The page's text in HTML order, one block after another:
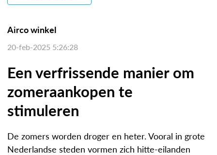
Airco winkel
20-feb-2025 5:26:28
Een verfrissende manier om
zomeraankopen te
stimuleren
De zomers worden droger en heter. Vooral in grote
Nederlandse steden vormen zich hitte-eilanden